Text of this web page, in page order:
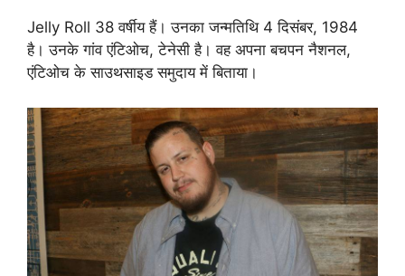
Jelly Roll 38 वर्षीय हैं। उनका जन्मतिथि 4 दिसंबर, 1984
है। उनके गांव एंटिओच, टेनेसी है। वह अपना बचपन नैशनल,
एंटिओच के साउथसाइड समुदाय में बिताया।